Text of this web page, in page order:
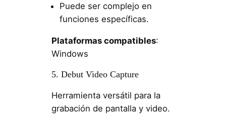
Puede ser complejo en
funciones específicas.
Plataformas compatibles:
Windows
5. Debut Video Capture
Herramienta versátil para la
grabación de pantalla y video.